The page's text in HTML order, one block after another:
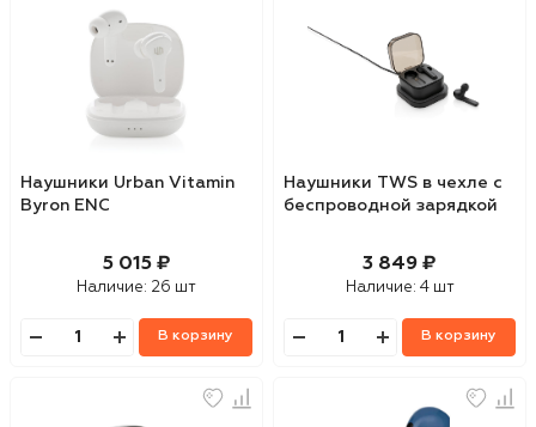
Наушники Urban Vitamin
Byron ENC
5 015 ₽
Наличие: 26 шт
В корзину
Наушники TWS в чехле с
беспроводной зарядкой
3 849 ₽
Наличие: 4 шт
В корзину